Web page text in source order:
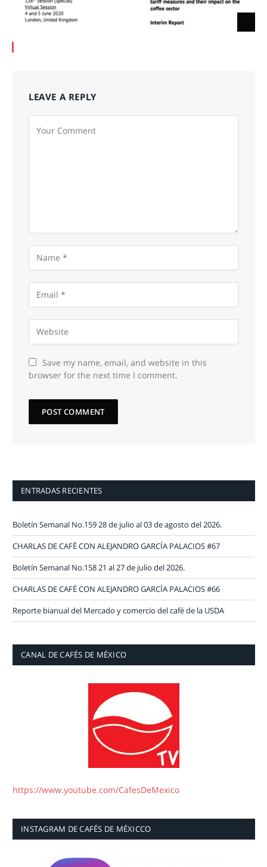
LEAVE A REPLY
Save my name, email, and website in this
browser for the next time I comment.
ENTRADAS RECIENTES
Boletín Semanal No.159 28 de julio al 03 de agosto del 2026.
CHARLAS DE CAFÉ CON ALEJANDRO GARCÍA PALACIOS #67
Boletín Semanal No.158 21 al 27 de julio del 2026.
CHARLAS DE CAFÉ CON ALEJANDRO GARCÍA PALACIOS #66
Reporte bianual del Mercado y comercio del café de la USDA
CANAL DE CAFÉS DE MÉXICO
https://www.youtube.com/CafesDeMexico
INSTAGRAM DE CAFÉS DE MÉXICCO